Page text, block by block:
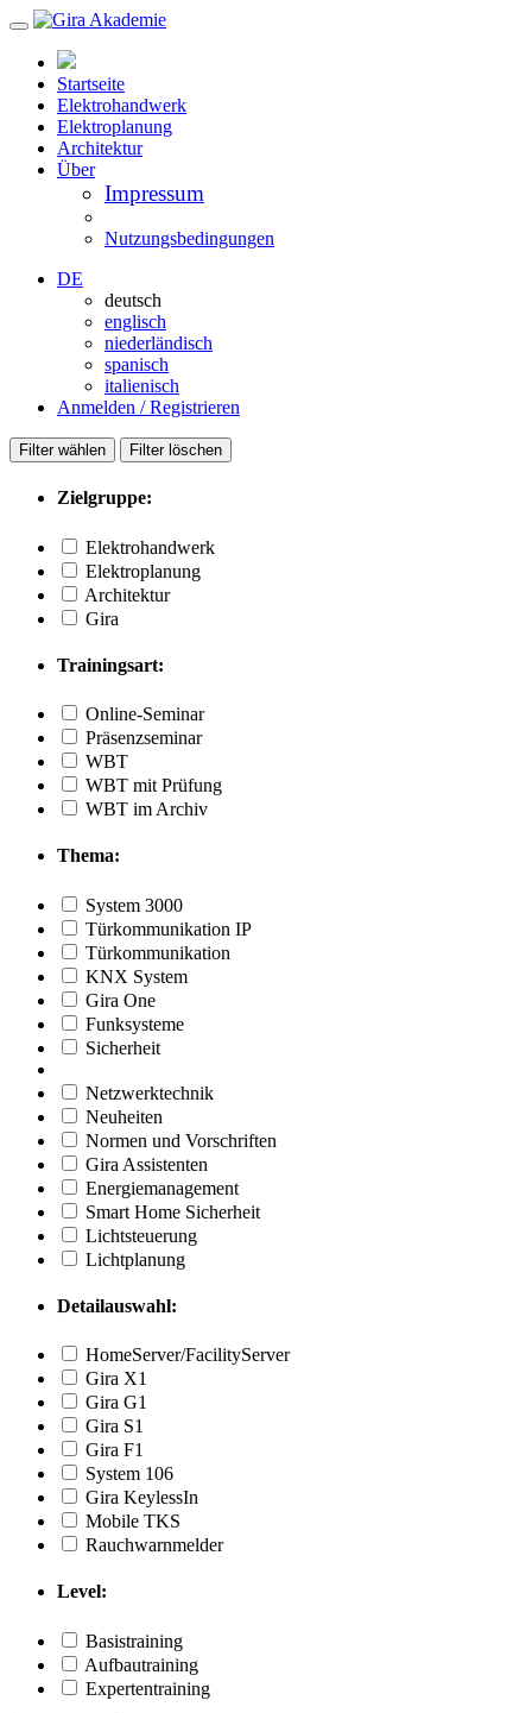
Startseite
Elektrohandwerk
Elektroplanung
Architektur
Über
Impressum
Nutzungsbedingungen
DE
deutsch
englisch
niederländisch
spanisch
italienisch
Anmelden / Registrieren
Filter wählen Filter löschen
Zielgruppe:
Elektrohandwerk
Elektroplanung
Architektur
Gira
Trainingsart:
Online-Seminar
Präsenzseminar
WBT
WBT mit Prüfung
WBT im Archiv
Thema:
System 3000
Türkommunikation IP
Türkommunikation
KNX System
Gira One
Funksysteme
Sicherheit
Netzwerktechnik
Neuheiten
Normen und Vorschriften
Gira Assistenten
Energiemanagement
Smart Home Sicherheit
Lichtsteuerung
Lichtplanung
Detailauswahl:
HomeServer/FacilityServer
Gira X1
Gira G1
Gira S1
Gira F1
System 106
Gira KeylessIn
Mobile TKS
Rauchwarnmelder
Level:
Basistraining
Aufbautraining
Expertentraining